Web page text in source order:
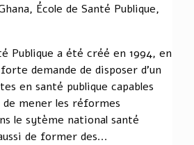
École de Santé Publique,
Publique a été créé en 1994, en
demande de disposer d'un
en santé publique capables
de mener les réformes
le sytème national santé
de former des...